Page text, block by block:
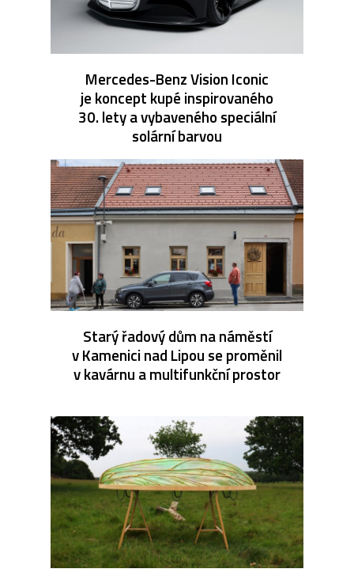
Mercedes-Benz Vision Iconic
je koncept kupé inspirovaného
30. lety a vybaveného speciální
solární barvou
Starý řadový dům na náměstí
v Kamenici nad Lipou se proměnil
v kavárnu a multifunkční prostor